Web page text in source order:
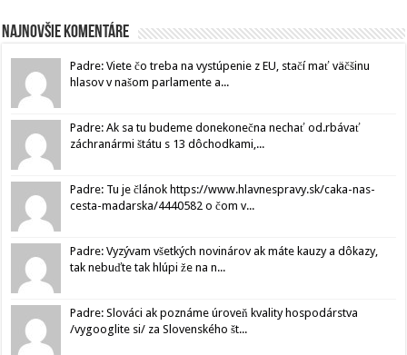
Najnovšie komentáre
Padre: Viete čo treba na vystúpenie z EU, stačí mať väčšinu
hlasov v našom parlamente a...
Padre: Ak sa tu budeme donekonečna nechať od.rbávať
záchranármi štátu s 13 dôchodkami,...
Padre: Tu je článok https://www.hlavnespravy.sk/caka-nas-
cesta-madarska/4440582 o čom v...
Padre: Vyzývam všetkých novinárov ak máte kauzy a dôkazy,
tak nebuďte tak hlúpi že na n...
Padre: Slováci ak poznáme úroveň kvality hospodárstva
/vygooglite si/ za Slovenského št...